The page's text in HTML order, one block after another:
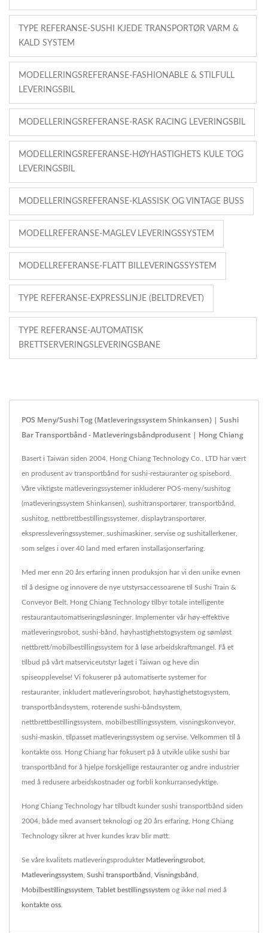
TYPE REFERANSE-SUSHI KJEDE TRANSPORTØR VARM &
KALD SYSTEM
MODELLERINGSREFERANSE-FASHIONABLE & STILFULL
LEVERINGSBIL
MODELLERINGSREFERANSE-RASK RACING LEVERINGSBIL
MODELLERINGSREFERANSE-HØYHASTIGHETS KULE TOG
LEVERINGSBIL
MODELLERINGSREFERANSE-KLASSISK OG VINTAGE BUSS
MODELLREFERANSE-MAGLEV LEVERINGSSYSTEM
MODELLREFERANSE-FLATT BILLEVERINGSSYSTEM
TYPE REFERANSE-EXPRESSLINJE (BELTDREVET)
TYPE REFERANSE-AUTOMATISK
BRETTSERVERINGSLEVERINGSBANE
POS Meny/Sushi Tog (Matleveringssystem Shinkansen) | Sushi
Bar Transportbånd - Matleveringsbåndprodusent | Hong Chiang
Basert i Taiwan siden 2004, Hong Chiang Technology Co., LTD har vært
en produsent av transportbånd for sushi-restauranter og spisebord.
Våre viktigste matleveringssystemer inkluderer POS-meny/sushitog
(matleveringssystem Shinkansen), sushitransportører, transportbånd,
sushitog, nettbrettbestillingssystemer, displaytransportører,
ekspressleveringssystemer, sushimaskiner, servise og sushitallerkener,
som selges i over 40 land med erfaren installasjonserfaring.
Med mer enn 20 års erfaring innen produksjon har vi den unike evnen
til å designe og innovere de nye utstyrsaccessoarene til Sushi Train &
Conveyor Belt. Hong Chiang Technology tilbyr totale intelligente
restaurantautomatiseringsløsninger. Implementer vår høy-effektive
matleveringsrobot, sushi-bånd, høyhastighetstogsystem og sømløst
nettbrett/mobilbestillingssystem for å løse arbeidskraftmangel. Få et
tilbud på vårt matserviceutstyr laget i Taiwan og heve din
spiseopplevelse! Vi fokuserer på automatiserte systemer for
restauranter, inkludert matleveringsrobot, høyhastighetstogsystem,
transportbåndsystem, roterende sushi-båndsystem,
nettbrettbestillingssystem, mobilbestillingssystem, visningskonveyor,
sushi-maskin, tilpasset matleveringssystem og servise. Velkommen til å
kontakte oss. Hong Chiang har fokusert på å utvikle ulike sushi bar
transportbånd for å hjelpe forskjellige restauranter og andre industrier
med å redusere arbeidskostnader og forbli konkurransedyktige.
Hong Chiang Technology har tilbudt kunder sushi transportbånd siden
2004, både med avansert teknologi og 20 års erfaring, Hong Chiang
Technology sikrer at hver kundes krav blir møtt.
Se våre kvalitets matleveringsprodukter Matleveringsrobot,
Matleveringssystem, Sushi transportbånd , Visningsbånd ,
Mobilbestillingssystem, Tablet bestillingssystem og ikke nøl med å
kontakte oss.